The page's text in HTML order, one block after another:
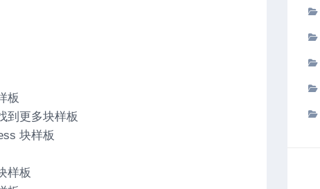
板
到更多块样板
块样板
样板